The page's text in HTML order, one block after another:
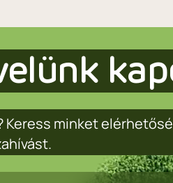
Keress minket